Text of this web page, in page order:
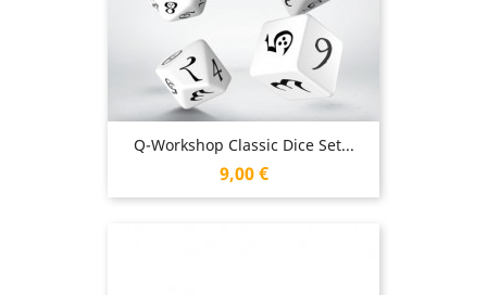
Q-Workshop Classic Dice Set...
Prix
9,00 €